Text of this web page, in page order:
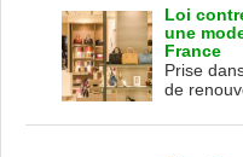
Loi
une
France
Prise
de